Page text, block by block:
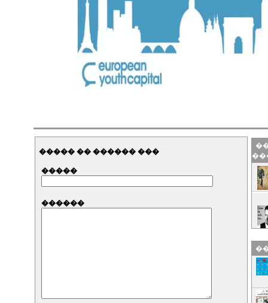
����� �� ������ ���
�����
������